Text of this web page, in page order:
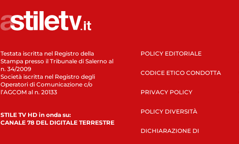
Testata iscritta nel Registro della
Stampa presso il Tribunale di Salerno al
n. 34/2009
Società iscritta nel Registro degli
Operatori di Comunicazione c/o
l’AGCOM al n. 20133
STILE TV HD in onda su:
CANALE 78 DEL DIGITALE TERRESTRE
POLICY EDITORIALE
CODICE ETICO CONDOTTA
PRIVACY POLICY
POLICY DIVERSITÀ
DICHIARAZIONE DI